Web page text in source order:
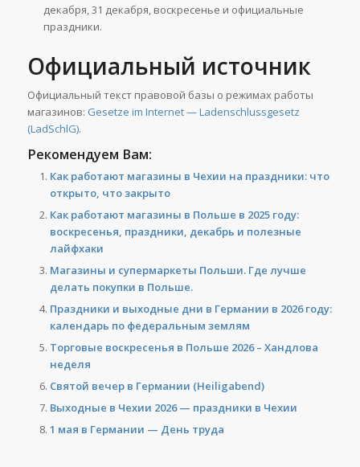
декабря, 31 декабря, воскресенье и официальные
праздники.
Официальный источник
Официальный текст правовой базы о режимах работы
магазинов: Gesetze im Internet — Ladenschlussgesetz
(LadSchlG).
Рекомендуем Вам:
Как работают магазины в Чехии на праздники: что
открыто, что закрыто
Как работают магазины в Польше в 2025 году:
воскресенья, праздники, декабрь и полезные
лайфхаки
Магазины и супермаркеты Польши. Где лучше
делать покупки в Польше.
Праздники и выходные дни в Германии в 2026 году:
календарь по федеральным землям
Торговые воскресенья в Польше 2026 – Хандлова
неделя
Святой вечер в Германии (Heiligabend)
Выходные в Чехии 2026 — праздники в Чехии
1 мая в Германии — День труда